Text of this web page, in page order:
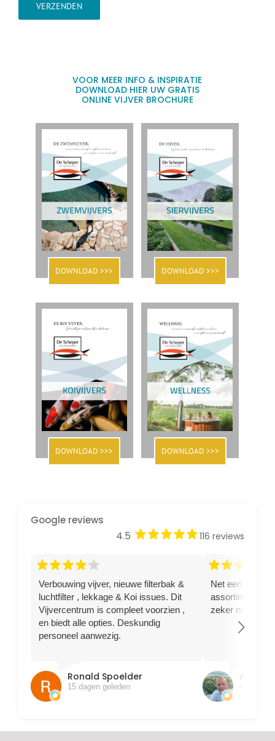
VERZENDEN
VOOR MEER INFO & INSPIRATIE
DOWNLOAD HIER UW GRATIS
ONLINE VIJVER BROCHURE
DOWNLOAD >>> DOWNLOAD >>>
DOWNLOAD >>> DOWNLOAD >>>
Google reviews
4.5 starstarstarstarstar116 reviews
arrow_forward_ios
starstarstarstarstar
Verbouwing vijver, nieuwe filterbak &
luchtfilter , lekkage & Koi issues. Dit
Vijvercentrum is compleet voorzien ,
en biedt alle opties. Deskundig
personeel aanwezig.
Ronald Spoelder
15 dagen geleden
starstarstar
Net een steur
assortiment
zeker nog
Ajem